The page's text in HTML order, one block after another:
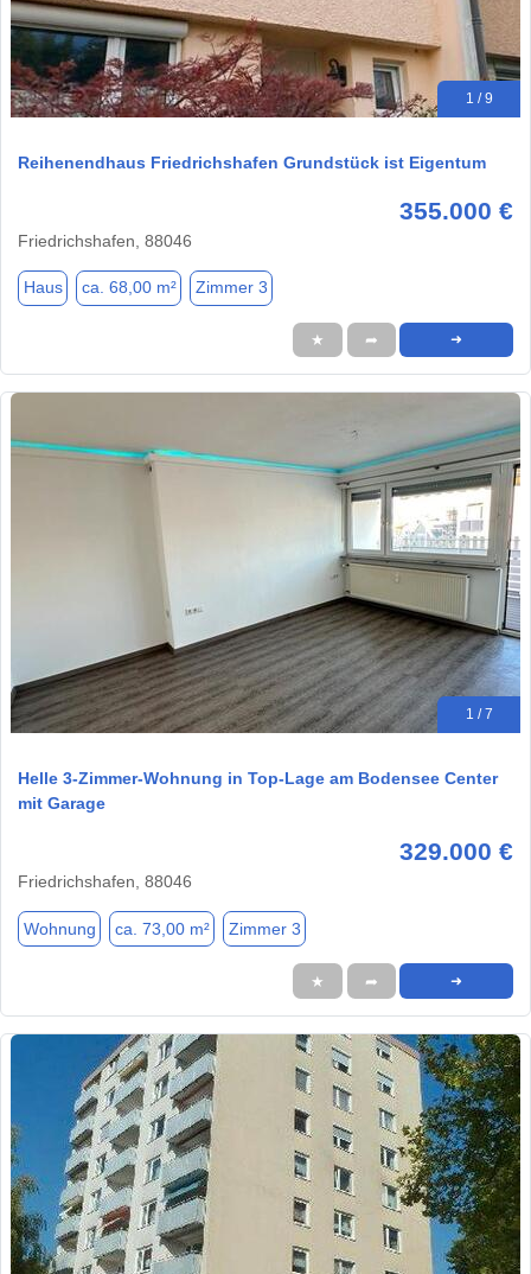
1 / 9
Reihenendhaus Friedrichshafen Grundstück ist Eigentum
355.000 €
Friedrichshafen, 88046
Haus ca. 68,00 m² Zimmer 3
★ ➦ ➜
1 / 7
Helle 3-Zimmer-Wohnung in Top-Lage am Bodensee Center
mit Garage
329.000 €
Friedrichshafen, 88046
Wohnung ca. 73,00 m² Zimmer 3
★ ➦ ➜